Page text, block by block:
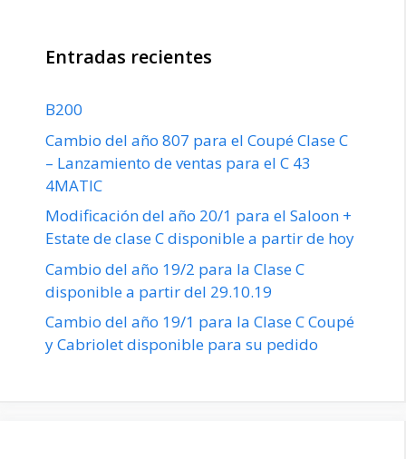
Entradas recientes
B200
Cambio del año 807 para el Coupé Clase C
– Lanzamiento de ventas para el C 43
4MATIC
Modificación del año 20/1 para el Saloon +
Estate de clase C disponible a partir de hoy
Cambio del año 19/2 para la Clase C
disponible a partir del 29.10.19
Cambio del año 19/1 para la Clase C Coupé
y Cabriolet disponible para su pedido